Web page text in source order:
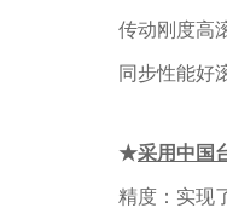
传动刚度高
同步性能好
★采用中国
精度：实现